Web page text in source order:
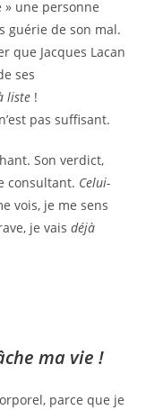
une personne
guérie de son mal.
que Jacques Lacan
ses
liste !
pas suffisant.
Son verdict,
consultant. Celui-
vois, je me sens
je vaisdéjà
ma vie !
parce que je